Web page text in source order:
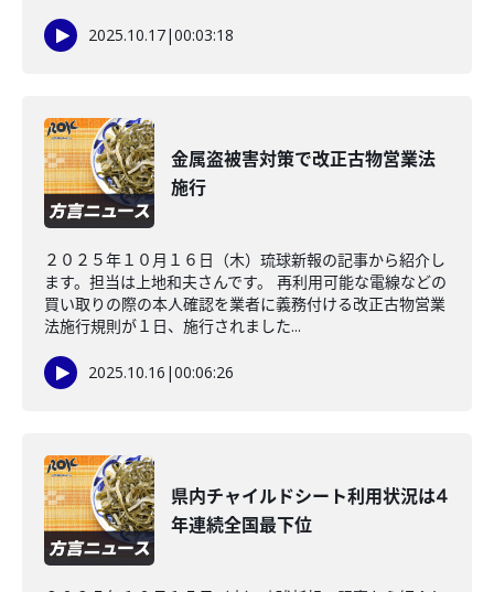
2025.10.17|00:03:18
金属盗被害対策で改正古物営業法
施行
２０２５年１０月１６日（木）琉球新報の記事から紹介し
ます。担当は上地和夫さんです。 再利用可能な電線などの
買い取りの際の本人確認を業者に義務付ける改正古物営業
法施行規則が１日、施行されました...
2025.10.16 |00:06:26
県内チャイルドシート利用状況は4
年連続全国最下位